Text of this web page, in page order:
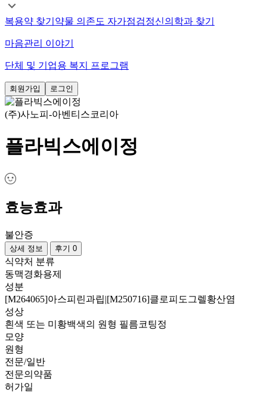
복용약 찾기 약물 의존도 자가점검정신의학과 찾기
마음관리 이야기
단체 및 기업용 복지 프로그램
회원가입 로그인
(주)사노피-아벤티스코리아
플라빅스에이정
효능효과
불안증
상세 정보 후기 0
식약처 분류
동맥경화용제
성분
[M264065]아스피린과립|[M250716]클로피도그렐황산염
성상
흰색 또는 미황백색의 원형 필름코팅정
모양
원형
전문/일반
전문의약품
허가일